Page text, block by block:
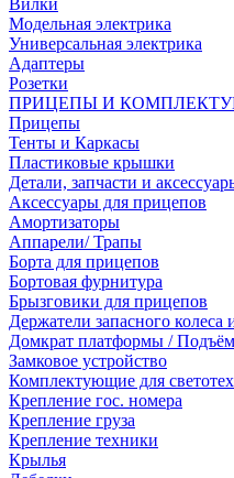
Вилки
Модельная электрика
Универсальная электрика
Адаптеры
Розетки
ПРИЦЕПЫ И
Прицепы
Тенты и Каркасы
Пластиковые крышки
Детали, запчасти и
Аксессуары для прицепов
Амортизаторы
Аппарели/ Трапы
Борта для прицепов
Бортовая фурнитура
Брызговики для прицепов
Держатели запасного колеса
Домкрат платформы /
Замковое устройство
Комплектующие для
Крепление гос. номера
Крепление груза
Крепление техники
Крылья